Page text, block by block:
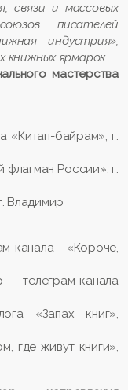
связи и массовых
писателей
индустрия»,
книжных ярмарок.
мастерства
«Китап-байрам», г.
России», г.
Владимир
канала «Короче,
канала
«Запах книг»,
где живут книги»,